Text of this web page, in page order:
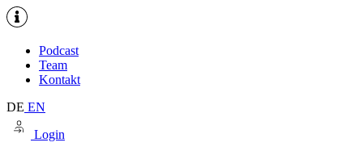
Podcast
Team
Kontakt
DE EN
Login